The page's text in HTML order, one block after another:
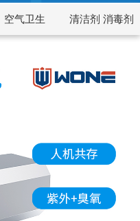
空气卫生 清洁剂 消毒剂